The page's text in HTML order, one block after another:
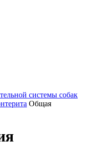
системы собак
Общая